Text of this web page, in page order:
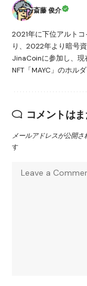
斎藤 俊介
2021年に下位アルト
り、2022年より暗号
JinaCoinに参加し、現
NFT「MAYC」のホル
コメントは
メールアドレスが公開さ
す